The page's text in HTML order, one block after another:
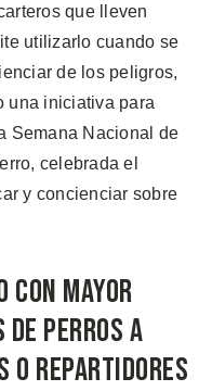
que lleven
utilizarlo cuando se
de los peligros,
una iniciativa para
Semana Nacional de
celebrada el
y concienciar sobre
Mayor
de Perros a
o Repartidores